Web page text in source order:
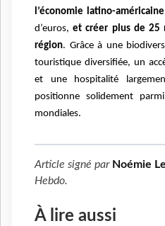
l’économie latino-
d’euros,et créer plus de 25
région. Grâce à une
touristique diversifiée, un
et une hospitalité
positionne solidement
mondiales.
Article signé par Noémie
Hebdo.
À lire aussi